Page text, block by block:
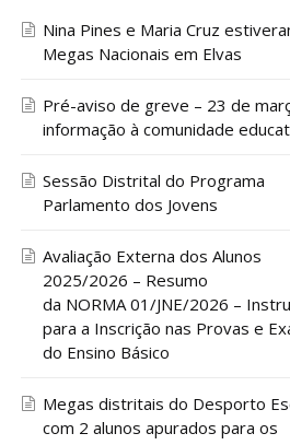
Nina Pines e Maria Cruz
Megas Nacionais em Elvas
Pré-aviso de greve – 23 de
informação à comunidade
Sessão Distrital do Programa
Parlamento dos Jovens
Avaliação Externa dos Alunos
2025/2026 – Resumo
da NORMA 01/JNE/2026 –
para a Inscrição nas Provas e
do Ensino Básico
Megas distritais do Desporto
com 2 alunos apurados para os